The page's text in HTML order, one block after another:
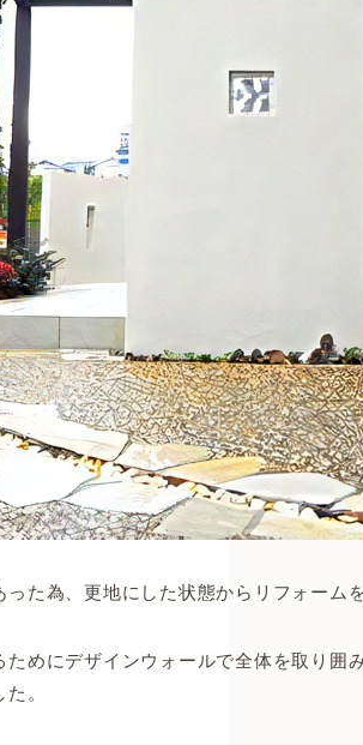
た為、更地にした状態からリフォーム
めにデザインウォールで全体を取り囲
。